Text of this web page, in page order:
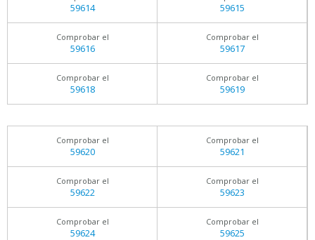
59614 59615
Comprobar el
59616
Comprobar el
59617
Comprobar el
59618
Comprobar el
59619
Comprobar el
59620
Comprobar el
59621
Comprobar el
59622
Comprobar el
59623
Comprobar el
59624
Comprobar el
59625